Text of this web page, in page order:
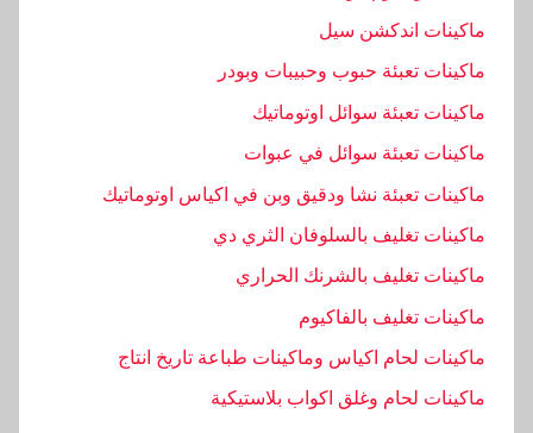
ماكينات اندكشن سيل
ماكينات تعبئة حبوب وحبيبات وبودر
ماكينات تعبئة سوائل اوتوماتيك
ماكينات تعبئة سوائل في عبوات
ماكينات تعبئة نشا ودقيق وبن في اكياس اوتوماتيك
ماكينات تغليف بالسلوفان الثري دي
ماكينات تغليف بالشرنك الحراري
ماكينات تغليف بالفاكيوم
ماكينات لحام اكياس وماكينات طباعة تاريخ انتاج
ماكينات لحام وغلق اكواب بلاستيكية